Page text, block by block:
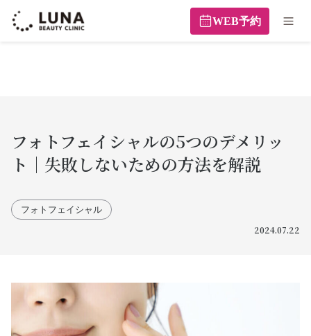
WEB予約
フォトフェイシャルの5つのデメリッ
ト｜失敗しないための方法を解説
フォトフェイシャル
2024.07.22